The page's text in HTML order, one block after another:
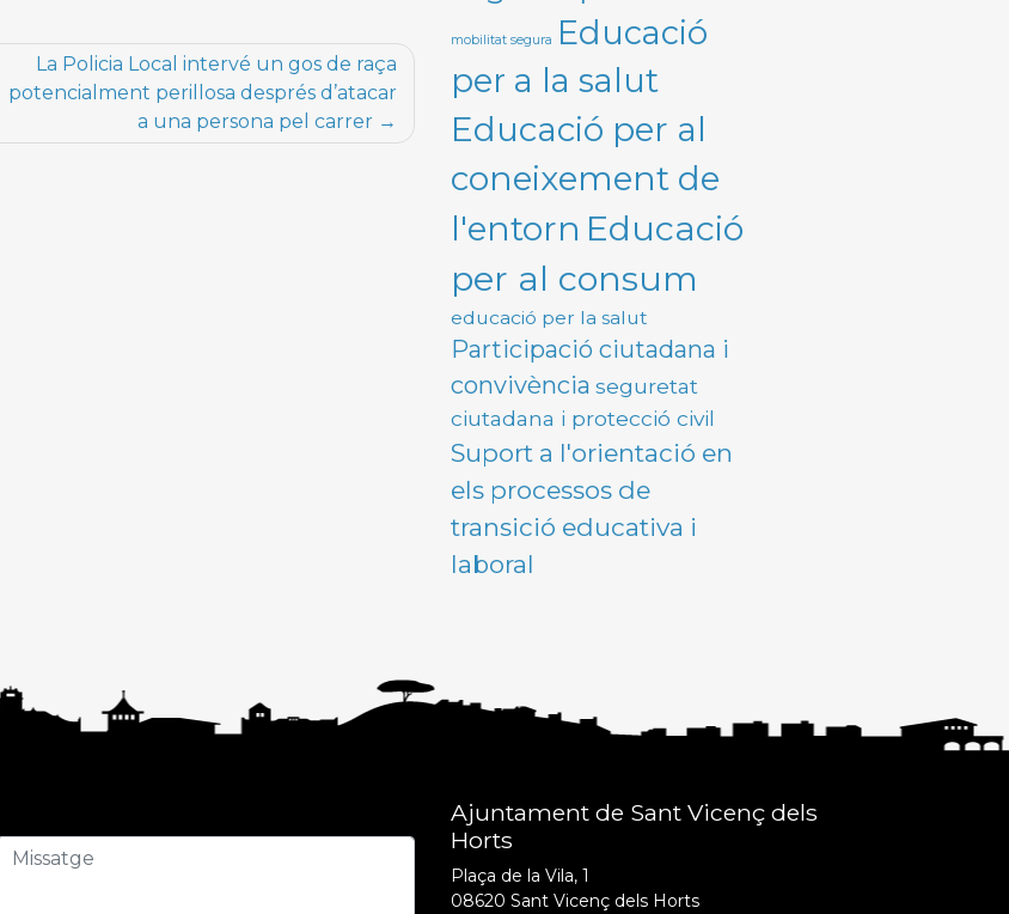
La Policia Local intervé un gos de raça
potencialment perillosa després d’atacar
a una persona pel carrer
mobilitat segura
Educació
per a la salut
Educació per al
coneixement de
l'entorn Educació
per al consum
educació per la salut
Participació ciutadana i
convivència seguretat
ciutadana i protecció civil
Suport a l'orientació en
els processos de
transició educativa i
laboral
Ajuntament de Sant Vicenç dels
Horts
Plaça de la Vila, 1
08620 Sant Vicenç dels Horts